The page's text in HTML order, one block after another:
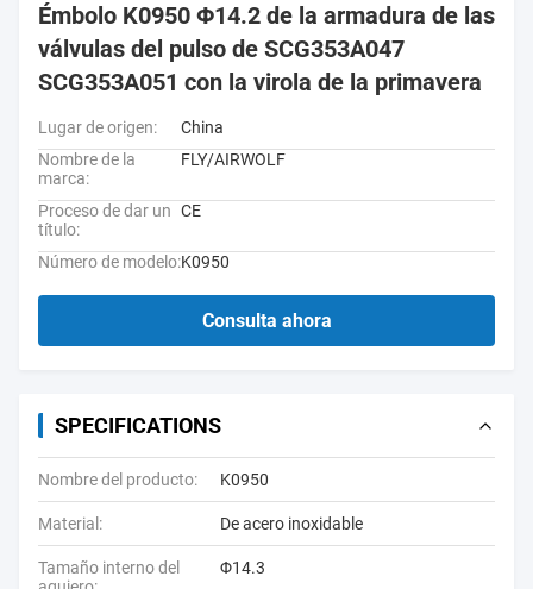
Émbolo K0950 Φ14.2 de la armadura de las
válvulas del pulso de SCG353A047
SCG353A051 con la virola de la primavera
Lugar de origen:
China
Nombre de la
marca:
FLY/AIRWOLF
Proceso de dar un
título:
CE
Número de modelo:K0950
Consulta ahora
SPECIFICATIONS
Nombre del producto: K0950
Material: De acero inoxidable
Tamaño interno del
Φ14.3